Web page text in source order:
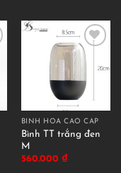
BÌNH HOA CAO CẤP
Bình TT trắng đen
M
560.000 ₫